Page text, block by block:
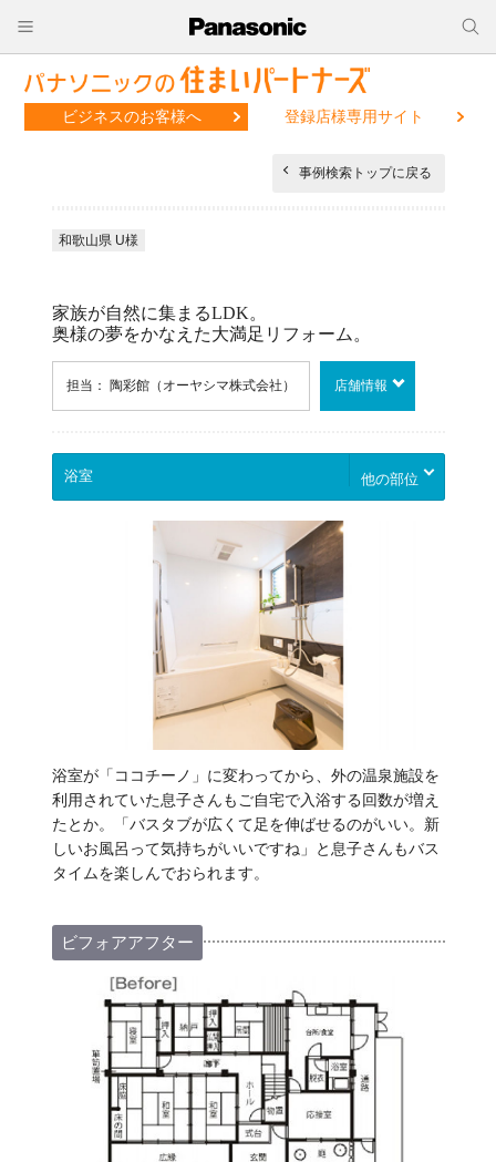
ビジネスのお客様へ 登録店様専用サイト
事例検索トップに戻る
和歌山県 U様
家族が自然に集まるLDK。
奥様の夢をかなえた大満足リフォーム。
担当： 陶彩館（オーヤシマ株式会社） 店舗情報
他の部位
浴室が「ココチーノ」に変わってから、外の温泉施設を
利用されていた息子さんもご自宅で入浴する回数が増え
たとか。「バスタブが広くて足を伸ばせるのがいい。新
しいお風呂って気持ちがいいですね」と息子さんもバス
タイムを楽しんでおられます。
ビフォアアフター